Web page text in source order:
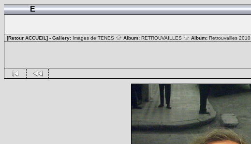
E
[Retour ACCUEIL] - Gallery: Images de TENES Album: RETROUVAILLES Album: Retrouvailles 2010